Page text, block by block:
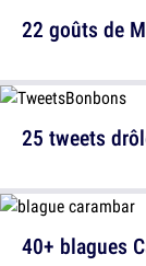
25 tweets
22 goûts de
40+ blagues